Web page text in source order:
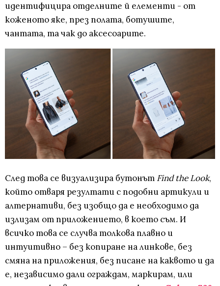
идентифицира отделните й елементи - от
коженото яке, през полата, ботушите,
чантата, та чак до аксесоарите.
След това се визуализира бутонът Find the Look,
който отваря резултати с подобни артикули и
алтернативи, без изобщо да е необходимо да
излизам от приложението, в което съм. И
всичко това се случва толкова плавно и
интуитивно – без копиране на линкове, без
смяна на приложения, без писане на каквото и да
е, независимо дали ограждам, маркирам, или